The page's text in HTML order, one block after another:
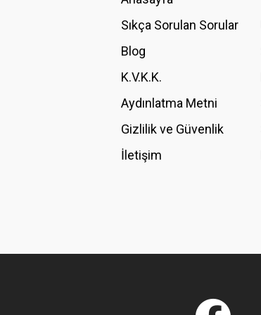
Ürün fiyatı diğer sitelerden daha pahalı.
Bu ürüne benzer farklı alternatifler olmalı.
Sıkça Sorulan Sorular
Blog
K.V.K.K.
Aydınlatma Metni
Gizlilik ve Güvenlik
İletişim